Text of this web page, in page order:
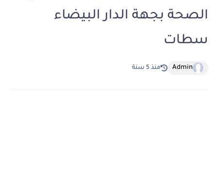
الصحة بجهة الدار البيضاء
سطات
Admin منذ 5 سنة